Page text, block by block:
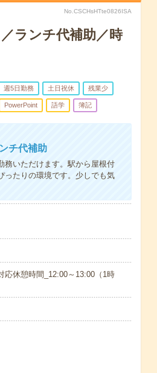
No.CSCHsHTte0826ISA
ランチ代補助／時
週5日勤務 土日祝休 残業少
PowerPoint 語学 簿記
チ代補助
務いただけます。駅から屋根付
ったりの環境です。少しでも気
応休憩時間_12:00～13:00（1時